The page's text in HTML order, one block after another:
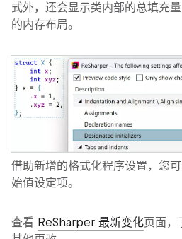
式外，还会显示类内部的总填充
的内存布局。
借助新增的格式化程序设置，您
始值设定项。
查看 ReSharper 最新变化页面，